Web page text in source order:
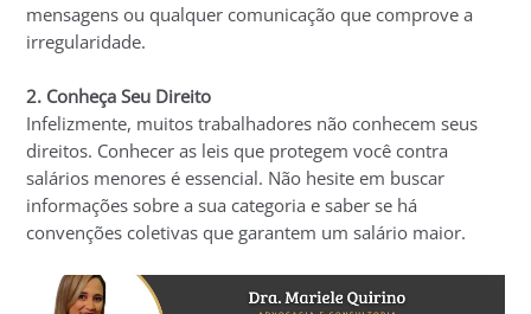
mensagens ou qualquer comunicação que comprove a
irregularidade.
2. Conheça Seu Direito
Infelizmente, muitos trabalhadores não conhecem seus
direitos. Conhecer as leis que protegem você contra
salários menores é essencial. Não hesite em buscar
informações sobre a sua categoria e saber se há
convenções coletivas que garantem um salário maior.